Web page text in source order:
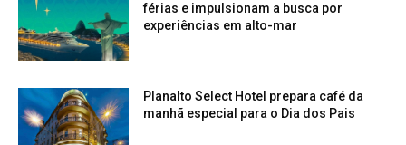
férias e impulsionam a busca por
experiências em alto-mar
Planalto Select Hotel prepara café da
manhã especial para o Dia dos Pais